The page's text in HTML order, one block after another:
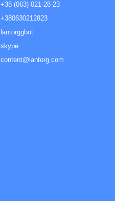
+38 (063) 021-28-23
+380630212823
lantorggbot
skype
content@lantorg.com